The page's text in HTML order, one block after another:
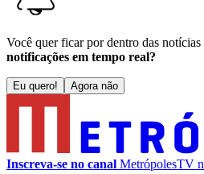
Você quer ficar por dentro das
notificações em tempo real?
Eu quero! Agora não
Inscreva-se no canal MetrópolesTV